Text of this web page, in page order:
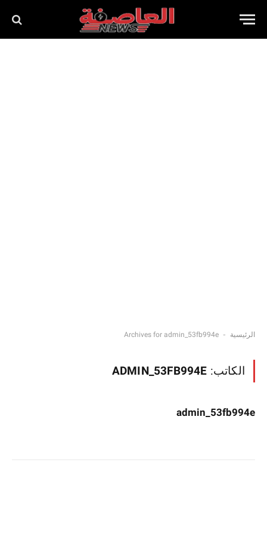
الرئيسية -
Archives for admin_53fb994e
الكاتب: ADMIN_53FB994E
admin_53fb994e